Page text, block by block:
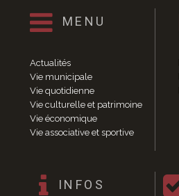
Délibérations 2014
Délibérations 2013
Délibérations 2011
Délibérations 2010
Délibérations 2009
Délibérations 2008
Agenda réunions publiques
Marchés publics
Vie quotidienne
MENU
Actualités
Vie municipale
Vie quotidienne
Vie culturelle et patrimoine
Vie économique
Vie associative et sportive
INFOS